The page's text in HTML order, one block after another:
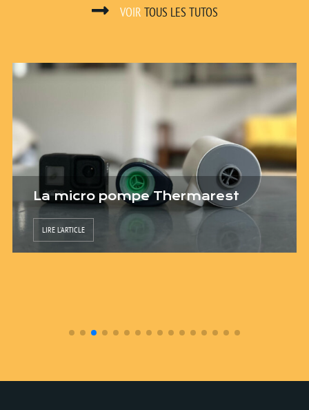
VOIR TOUS LES TUTOS
La micro pompe Thermarest
LIRE L'ARTICLE